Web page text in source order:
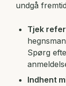
undgå
Tjek
Spørg
Indhent